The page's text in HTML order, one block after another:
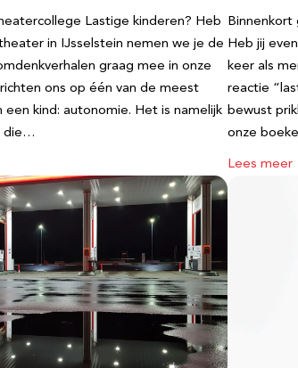
Lastige kinderen? Heb
in IJsselstein nemen we je de
graag mee in onze
ons op één van de meest
kind: autonomie. Het is namelijk
die…
Binnenkort
Heb jij
keer als
reactie
bewust
onze
Lees meer